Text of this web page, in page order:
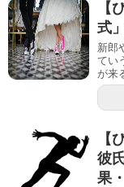
【
式
新郎
てい
が来
【
彼
果